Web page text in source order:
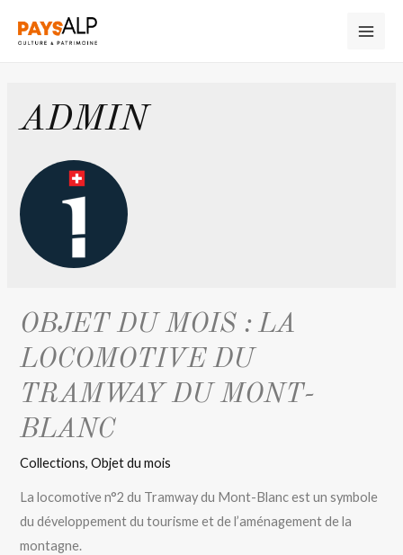
ADMIN
OBJET DU MOIS : LA
LOCOMOTIVE DU
TRAMWAY DU MONT-
BLANC
Collections,Objet du mois
La locomotive n°2 du Tramway du Mont-Blanc est un symbole
du développement du tourisme et de l’aménagement de la
montagne.